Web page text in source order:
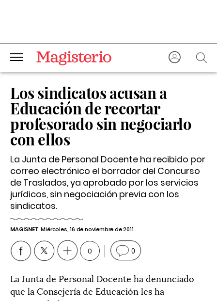
Los sindicatos acusan a
Educación de recortar
profesorado sin negociarlo
con ellos
La Junta de Personal Docente ha recibido por
correo electrónico el borrador del Concurso
de Traslados, ya aprobado por los servicios
jurídicos, sin negociación previa con los
sindicatos.
MAGISNET Miércoles, 16 de noviembre de 2011
0 0
La Junta de Personal Docente ha denunciado
que la Consejería de Educación les ha